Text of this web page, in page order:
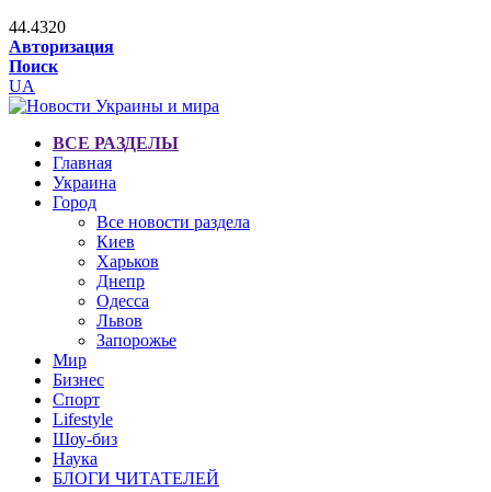
44.4320
Авторизация
Поиск
UA
ВСЕ РАЗДЕЛЫ
Главная
Украина
Город
Все новости раздела
Киев
Харьков
Днепр
Одесса
Львов
Запорожье
Мир
Бизнес
Спорт
Lifestyle
Шоу-биз
Наука
БЛОГИ ЧИТАТЕЛЕЙ